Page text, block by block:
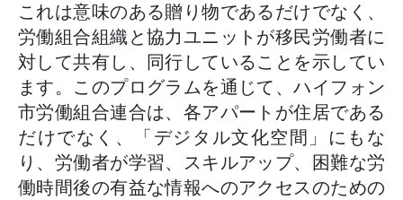
これは意味のある贈り物であるだけでなく、
労働組合組織と協力ユニットが移民労働者に
対して共有し、同行していることを示してい
ます。このプログラムを通じて、ハイフォン
市労働組合連合は、各アパートが住居である
だけでなく、「デジタル文化空間」にもな
り、労働者が学習、スキルアップ、困難な労
働時間後の有益な情報へのアクセスのための